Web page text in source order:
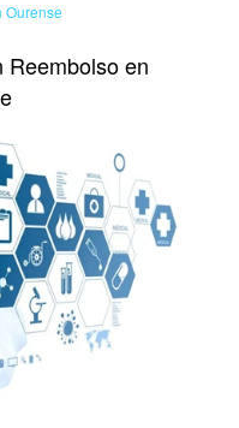
Ourense
Reembolso en